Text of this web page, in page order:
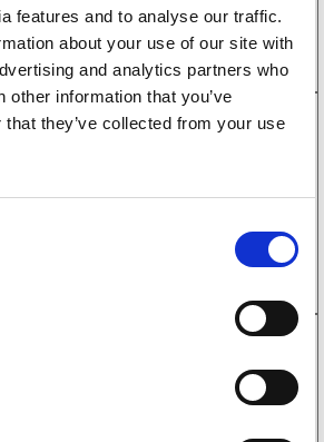
features and to analyse our traffic.
about your use of our site with
and analytics partners who
other information that you’ve
they’ve collected from your use
Köp online
200×50 5×112 kompaktlager